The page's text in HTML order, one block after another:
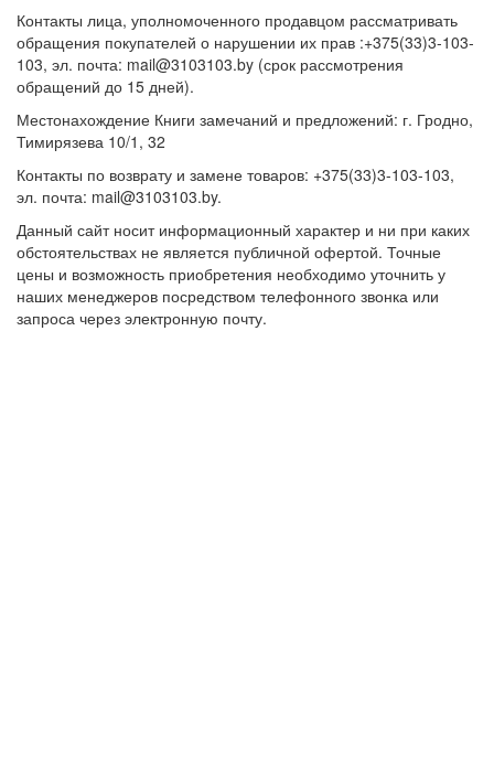
Контакты лица, уполномоченного продавцом рассматривать
обращения покупателей о нарушении их прав :+375(33)3-103-
103, эл. почта: mail@3103103.by (срок рассмотрения
обращений до 15 дней).
Местонахождение Книги замечаний и предложений: г. Гродно,
Тимирязева 10/1, 32
Контакты по возврату и замене товаров: +375(33)3-103-103,
эл. почта: mail@3103103.by.
Данный сайт носит информационный характер и ни при каких
обстоятельствах не является публичной офертой. Точные
цены и возможность приобретения необходимо уточнить у
наших менеджеров посредством телефонного звонка или
запроса через электронную почту.